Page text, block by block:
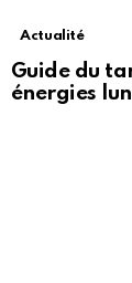
Actualité
Guide du
énergies